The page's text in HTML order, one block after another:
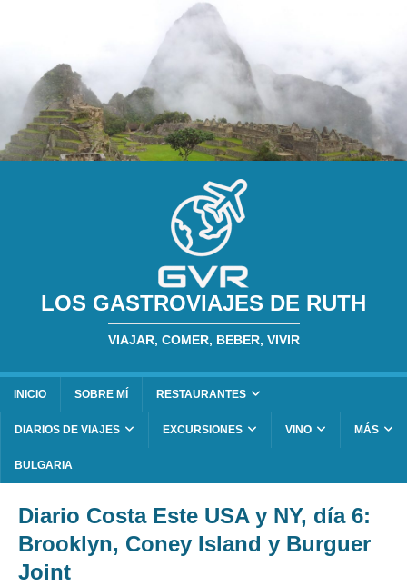
LOS GASTROVIAJES DE RUTH
VIAJAR, COMER, BEBER, VIVIR
INICIO SOBRE MÍ RESTAURANTES
DIARIOS DE VIAJES EXCURSIONES VINO MÁS
BULGARIA
Diario Costa Este USA y NY, día 6:
Brooklyn, Coney Island y Burguer
Joint